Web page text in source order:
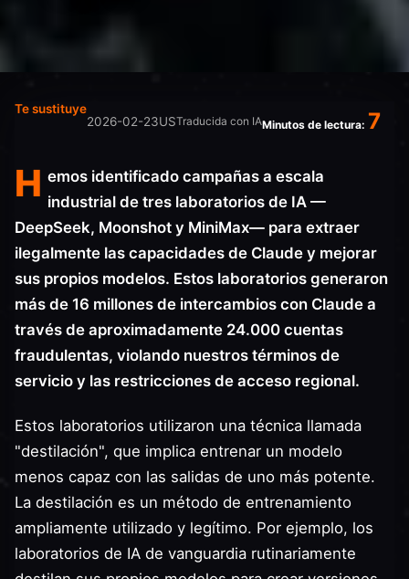
Te sustituye
2026-02-23USTraducida con IAMinutos de lectura: 7
H emos identificado campañas a escala
industrial de tres laboratorios de IA —
DeepSeek, Moonshot y MiniMax— para extraer
ilegalmente las capacidades de Claude y mejorar
sus propios modelos. Estos laboratorios generaron
más de 16 millones de intercambios con Claude a
través de aproximadamente 24.000 cuentas
fraudulentas, violando nuestros términos de
servicio y las restricciones de acceso regional.
Estos laboratorios utilizaron una técnica llamada
"destilación", que implica entrenar un modelo
menos capaz con las salidas de uno más potente.
La destilación es un método de entrenamiento
ampliamente utilizado y legítimo. Por ejemplo, los
laboratorios de IA de vanguardia rutinariamente